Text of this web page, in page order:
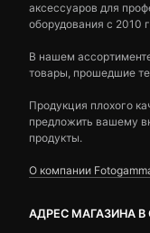
аксессуаров для
оборудования с 2010
В нашем
товары, прошедшие
Продукция плохого
предложить вашему
продукты.
О компании
АДРЕС МАГАЗИНА В